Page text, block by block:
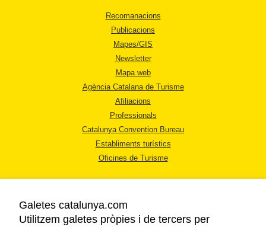
Recomanacions
Publicacions
Mapes/GIS
Newsletter
Mapa web
Agència Catalana de Turisme
Afiliacions
Professionals
Catalunya Convention Bureau
Establiments turístics
Oficines de Turisme
Galetes catalunya.com
Utilitzem galetes pròpies i de tercers per